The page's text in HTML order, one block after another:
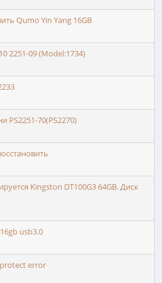
Qumo Yin Yang 16GB
2251-09 (Model:1734)
PS2251-70(PS2270)
Kingston DT100G3 64GB. Диск
usb3.0
protect error